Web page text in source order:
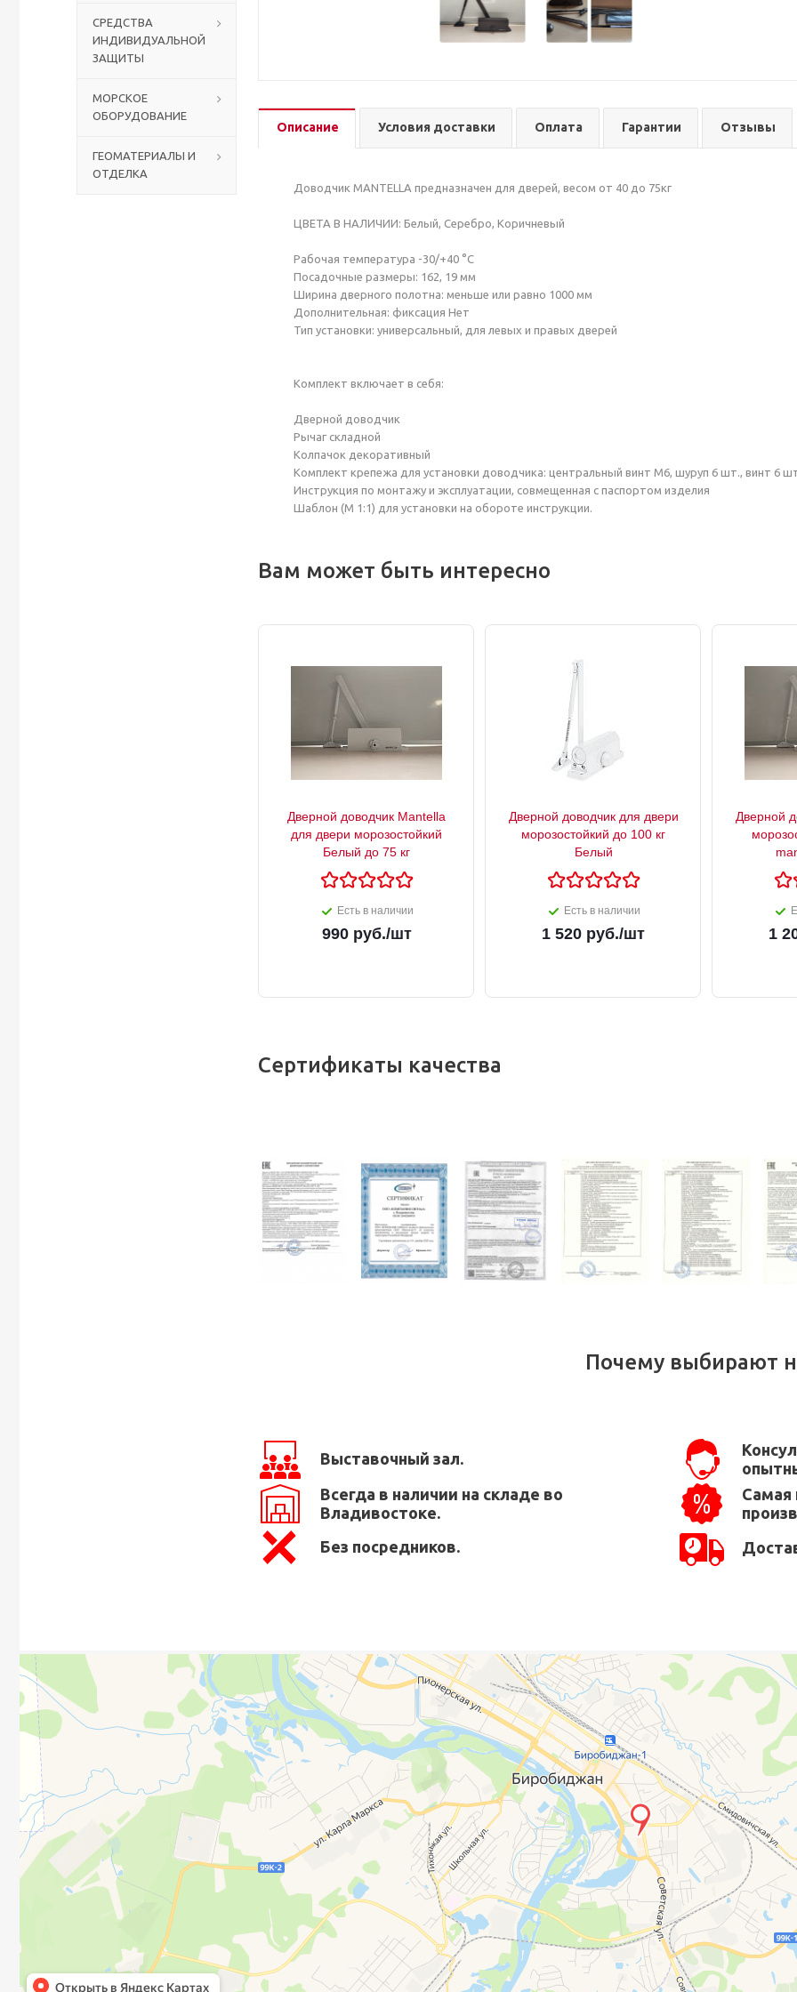
СРЕДСТВА
ИНДИВИДУАЛЬНОЙ
ЗАЩИТЫ
МОРСКОЕ
ОБОРУДОВАНИЕ
ГЕОМАТЕРИАЛЫ И
ОТДЕЛКА
Описание Условия доставки Оплата Гарантии Отзывы
Доводчик MANTELLA предназначен для дверей, весом от 40 до 75кг
ЦВЕТА В НАЛИЧИИ: Белый, Серебро, Коричневый
Рабочая температура -30/+40 °С
Посадочные размеры: 162, 19 мм
Ширина дверного полотна: меньше или равно 1000 мм
Дополнительная: фиксация Нет
Тип установки: универсальный, для левых и правых дверей
Комплект включает в себя:
Дверной доводчик
Рычаг складной
Колпачок декоративный
Комплект крепежа для установки доводчика: центральный винт М6, шуруп 6 шт., винт 6
Инструкция по монтажу и эксплуатации, совмещенная с паспортом изделия
Шаблон (М 1:1) для установки на обороте инструкции.
Вам может быть интересно
Дверной доводчик Mantella
для двери морозостойкий
Белый до 75 кг
Есть в наличии
990руб./шт
Дверной доводчик для двери
морозостойкий до 100 кг
Белый
Есть в наличии
1 520 руб./шт
Дверной
1
Сертификаты качества
Почему выбирают
Выставочный зал.
Всегда в наличии на складе во
Владивостоке.
Самая
Без посредников.
Столы с лавками
Биометрические терминалы
Аккумуляторы аккумуляторные батареи для ИБП